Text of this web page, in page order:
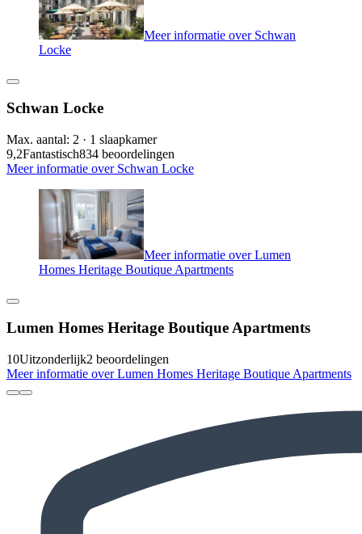
Meer informatie over Schwan
Locke
Schwan Locke
Max. aantal: 2 · 1 slaapkamer
9,2Fantastisch834 beoordelingen
Meer informatie over Schwan Locke
Meer informatie over Lumen
Homes Heritage Boutique Apartments
Lumen Homes Heritage Boutique Apartments
10Uitzonderlijk2 beoordelingen
Meer informatie over Lumen Homes Heritage Boutique Apartments